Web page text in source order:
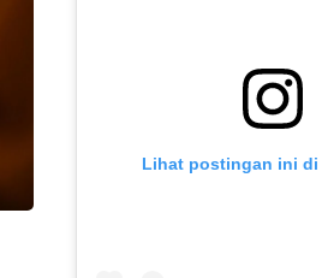
Lihat postingan ini di